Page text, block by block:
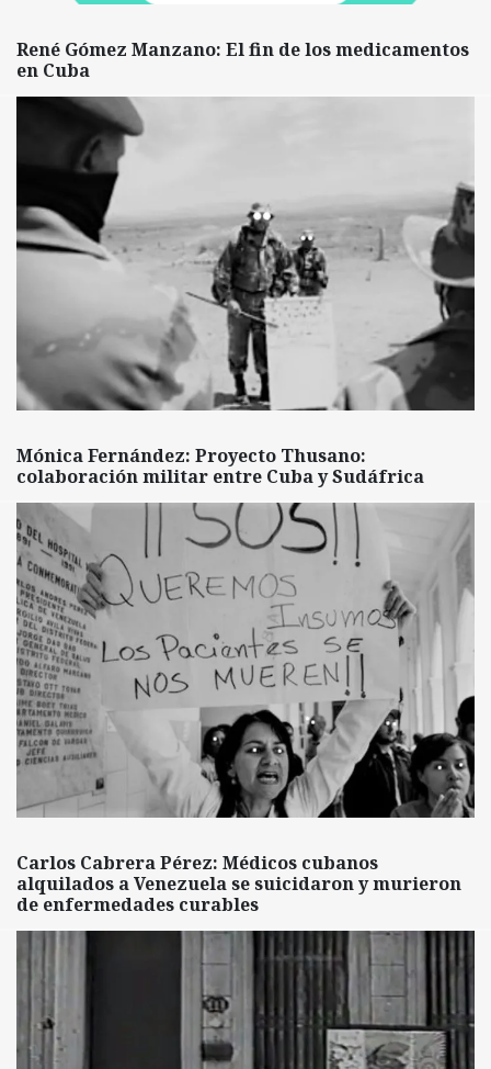
René Gómez Manzano: El fin de los medicamentos
en Cuba
Mónica Fernández: Proyecto Thusano:
colaboración militar entre Cuba y Sudáfrica
Carlos Cabrera Pérez: Médicos cubanos
alquilados a Venezuela se suicidaron y murieron
de enfermedades curables